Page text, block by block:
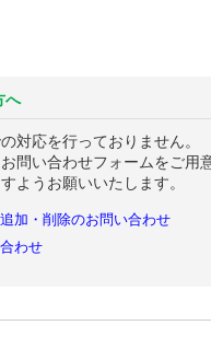
へ
対応を行っておりません。
問い合わせフォームをご用
ようお願いいたします。
加・削除のお問い合わせ
わせ